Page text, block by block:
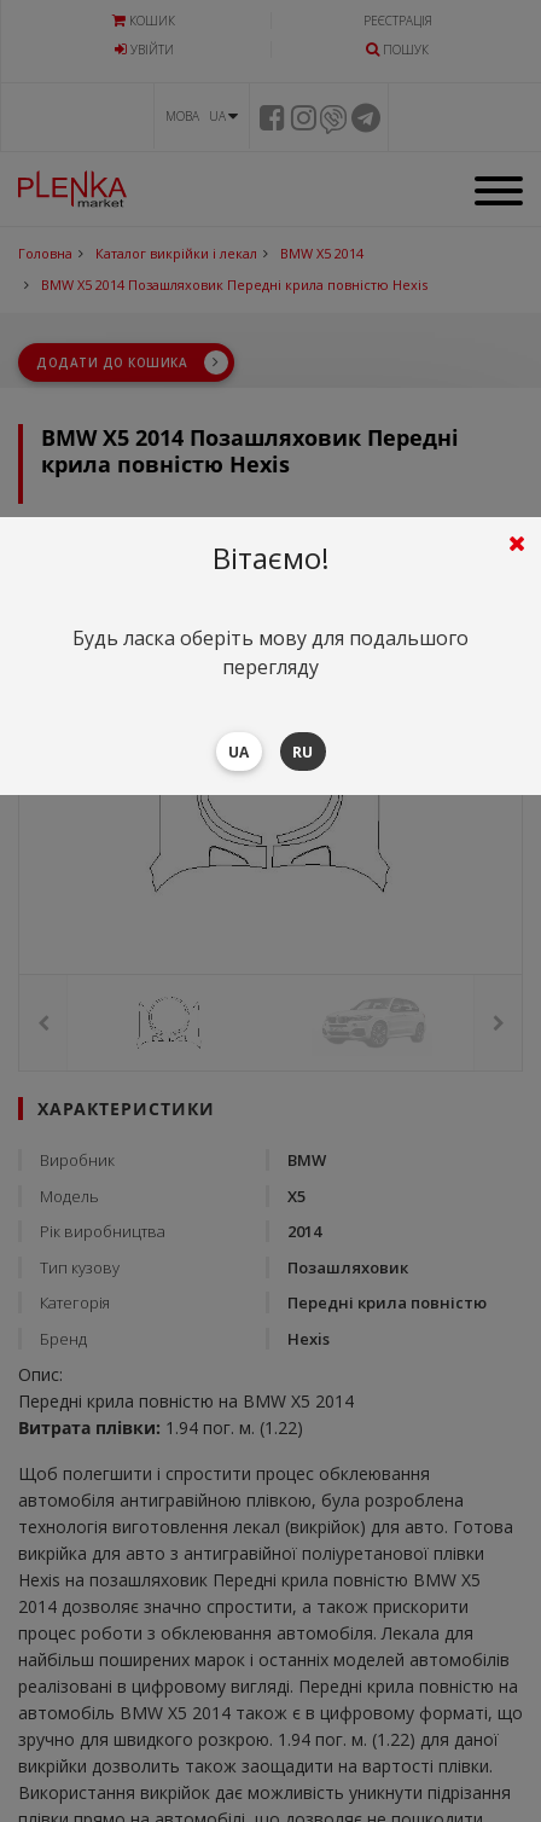
КОШИК
РЕЄСТРАЦІЯ
УВIЙТИ
ПОШУК
МОВА UA
Головна Каталог викрійки і лекал
BMW X5 2014
BMW X5 2014 Позашляховик Передні крила повністю Hexis
ДОДАТИ ДО КОШИКА
BMW X5 2014 Позашляховик Передні
крила повністю Hexis
грн. ($139.68)
ХАРАКТЕРИСТИКИ
Виробник
BMW
Модель
X5
Рік виробництва
2014
Тип кузову
Позашляховик
Категорія
Передні крила повністю
Бренд
Hexis
Опис:
Передні крила повністю на BMW X5 2014
Витрата плівки: 1.94 пог. м. (1.22)
Щоб полегшити і спростити процес обклеювання
автомобіля антигравійною плівкою, була розроблена
технологія виготовлення лекал (викрійок) для авто. Готова
викрійка для авто з антигравійної поліуретанової плівки
Hexis на позашляховик Передні крила повністю BMW X5
2014 дозволяє значно спростити, а також прискорити
процес роботи з обклеювання автомобіля. Лекала для
найбільш поширених марок і останніх моделей автомобілів
реалізовані в цифровому вигляді. Передні крила повністю на
автомобіль BMW X5 2014 також є в цифровому форматі, що
зручно для швидкого розкрою. 1.94 пог. м. (1.22) для даної
викрійки дозволить також заощадити на вартості плівки.
Використання викрійок дає можливість уникнути підрізання
Вітаємо!
Будь ласка оберіть мову для подальшого
перегляду
UA RU